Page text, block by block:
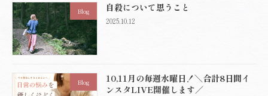
Blog 自殺について思うこと
2025.10.12
Blog
10,11月の毎週水曜日！＼合計8日間イ
ンスタLIVE開催します／